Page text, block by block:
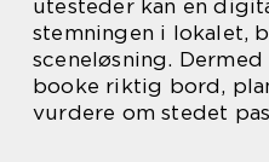
utesteder kan en
stemningen i lokalet,
sceneløsning.
booke riktig bord,
vurdere om stedet